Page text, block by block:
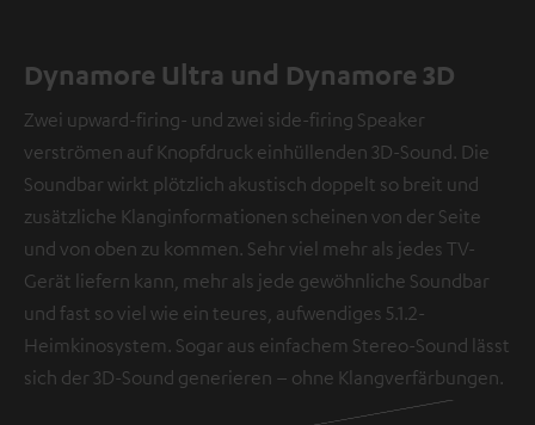
Dynamore Ultra und Dynamore 3D
Zwei upward-firing- und zwei side-firing Speaker
verströmen auf Knopfdruck einhüllenden 3D-Sound. Die
Soundbar wirkt plötzlich akustisch doppelt so breit und
zusätzliche Klanginformationen scheinen von der Seite
und von oben zu kommen. Sehr viel mehr als jedes TV-
Gerät liefern kann, mehr als jede gewöhnliche Soundbar
und fast so viel wie ein teures, aufwendiges 5.1.2-
Heimkinosystem. Sogar aus einfachem Stereo-Sound lässt
sich der 3D-Sound generieren – ohne Klangverfärbungen.